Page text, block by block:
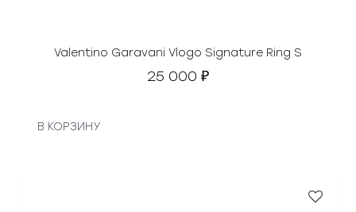
Valentino Garavani Vlogo Signature Ring S
25 000 ₽
В КОРЗИНУ